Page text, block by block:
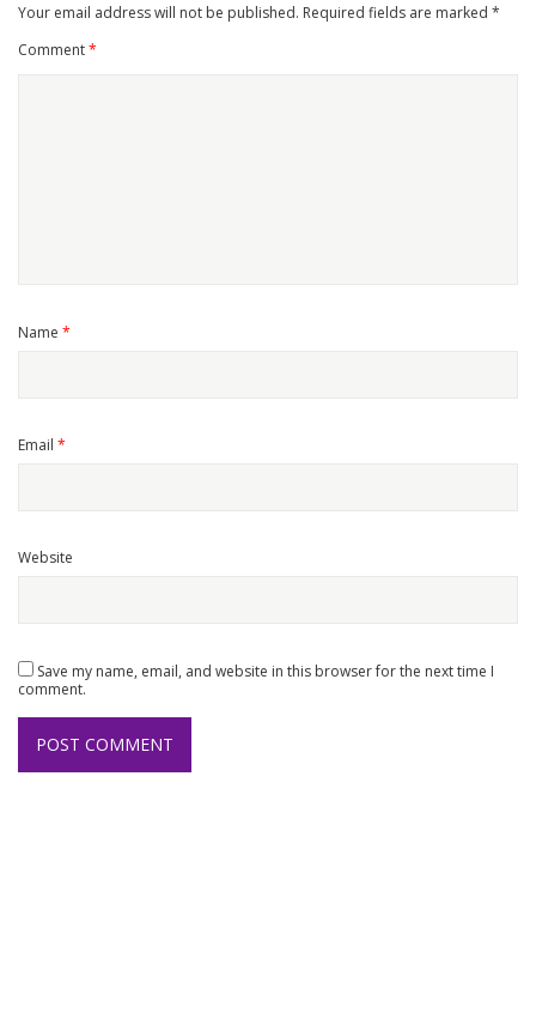
Your email address will not be published. Required fields are marked *
Comment*
Name *
Email *
Website
Save my name, email, and website in this browser for the next time I
comment.